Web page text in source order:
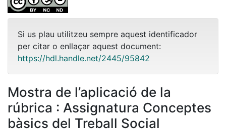
Si us plau utilitzeu sempre aquest identificador
per citar o enllaçar aquest document:
https://hdl.handle.net/2445/95842
Mostra de l’aplicació de la
rúbrica : Assignatura Conceptes
bàsics del Treball Social